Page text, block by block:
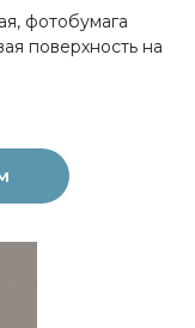
фотобумага
поверхность на